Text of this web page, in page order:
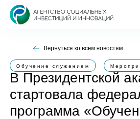
Вернуться ко всем новостям
Обучение служением
В Президентской
стартовала
программа